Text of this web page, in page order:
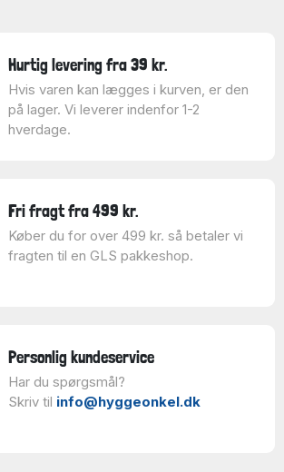
Hurtig levering fra 39 kr.
Hvis varen kan lægges i kurven, er den
på lager. Vi leverer indenfor 1-2
hverdage.
Fri fragt fra 499 kr.
Køber du for over 499 kr. så betaler vi
fragten til en GLS pakkeshop.
Personlig kundeservice
Har du spørgsmål?
Skriv til info@hyggeonkel.dk